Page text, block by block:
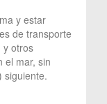
y estar
de transporte
y otros
el mar, sin
siguiente.